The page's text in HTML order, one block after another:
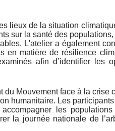
lieux de la situation
sur la santé des
L'atelier a également
en matière de résilience
afin d’identifier les
du Mouvement face à la crise
humanitaire. Les
les
la journée nationale de